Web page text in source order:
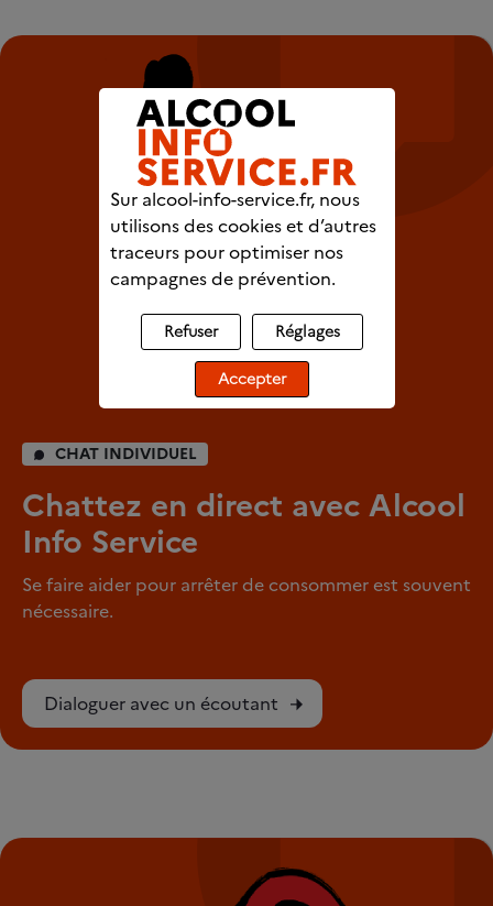
CHAT INDIVIDUEL
Chattez en direct avec Alcool
Info Service
Se faire aider pour arrêter de consommer est souvent
nécessaire.
Dialoguer avec un écoutant
Sur alcool-info-service.fr, nous
utilisons des cookies et d’autres
traceurs pour optimiser nos
campagnes de prévention.
Refuser Réglages
Accepter